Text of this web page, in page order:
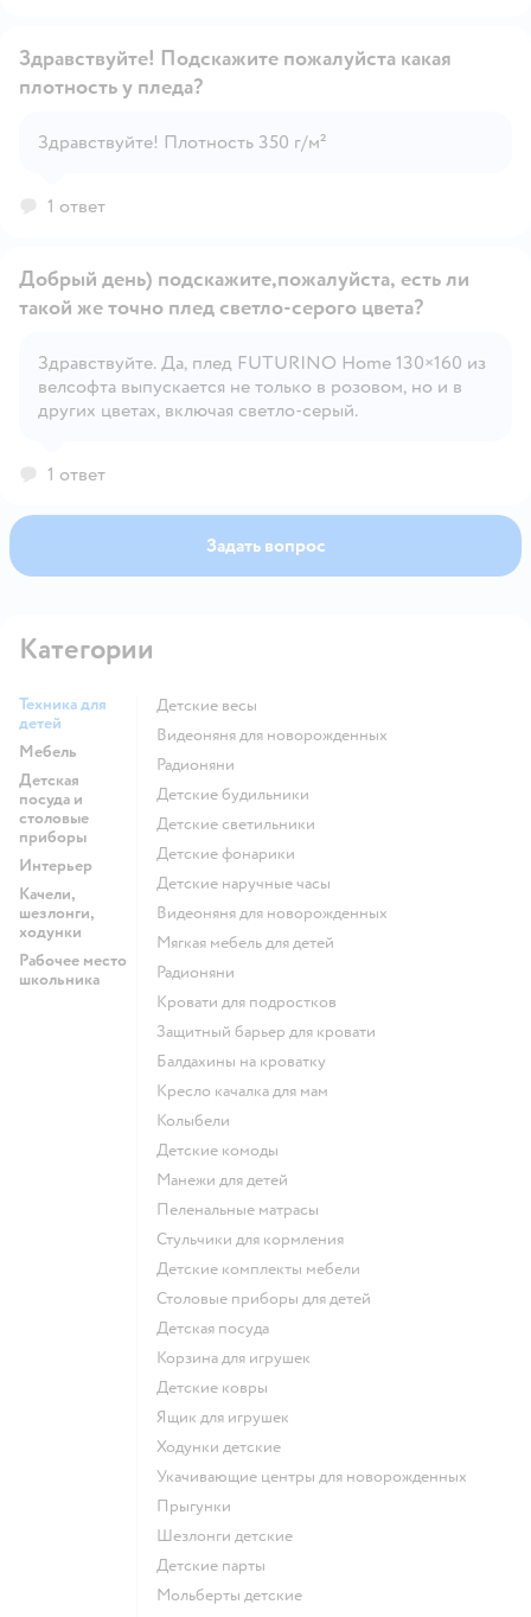
Открыть вопрос
Здравствуйте! Подскажите пожалуйста какая
плотность у пледа?
Здравствуйте! Плотность 350 г/м²
1 ответ
Открыть вопрос
Добрый день) подскажите,пожалуйста, есть ли
такой же точно плед светло-серого цвета?
Здравствуйте. Да, плед FUTURINO Home 130×160 из
велсофта выпускается не только в розовом, но и в
других цветах, включая светло‑серый.
1 ответ
Задать вопрос
Категории
Техника для
детей
Мебель
Детская
посуда и
столовые
приборы
Интерьер
Качели,
шезлонги,
ходунки
Рабочее место
школьника
Детские весы
Видеоняня для новорожденных
Радионяни
Детские будильники
Детские светильники
Детские фонарики
Детские наручные часы
Видеоняня для новорожденных
Мягкая мебель для детей
Радионяни
Кровати для подростков
Защитный барьер для кровати
Балдахины на кроватку
Кресло качалка для мам
Колыбели
Детские комоды
Манежи для детей
Пеленальные матрасы
Стульчики для кормления
Детские комплекты мебели
Столовые приборы для детей
Детская посуда
Корзина для игрушек
Детские ковры
Ящик для игрушек
Ходунки детские
Укачивающие центры для новорожденных
Прыгунки
Шезлонги детские
Детские парты
Мольберты детские